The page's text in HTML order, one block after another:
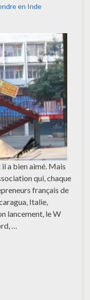
en Inde
a bien aimé. Mais
qui, chaque
français de
Italie,
lancement, le W
…